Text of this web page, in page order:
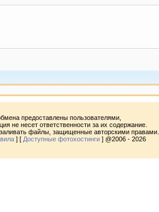
предоставлены пользователями,
не несет ответственности за их содержание.
файлы, защищенные авторскими правами.
] [ Доступные фотохостинги ] @2006 - 2026